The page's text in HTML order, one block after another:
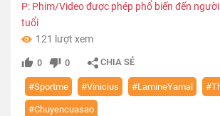
P: Phim/Video được phép phổ biến đến
tuổi
121 lượt xem
0 0 CHIA SẺ
#Sportme #Vinicius #LamineYamal
#Chuyencuasao